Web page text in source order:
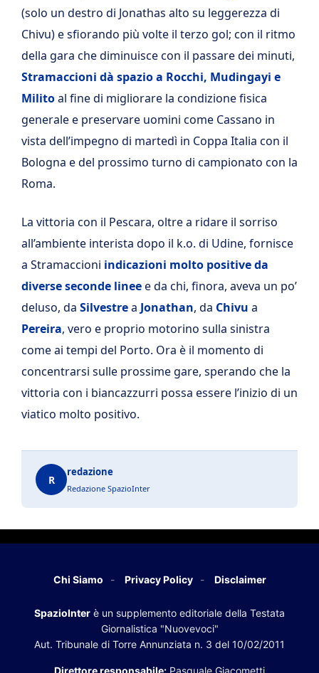
(solo un destro di Jonathas alto su leggerezza di
Chivu) e sfiorando più volte il terzo gol; con il ritmo
della gara che diminuisce con il passare dei minuti,
Stramaccioni dà spazio a Rocchi, Mudingayi e
Militoal fine di migliorare la condizione fisica
generale e preservare uomini come Cassano in
vista dell’impegno di martedì in Coppa Italia con il
Bologna e del prossimo turno di campionato con la
Roma.
La vittoria con il Pescara, oltre a ridare il sorriso
all’ambiente interista dopo il k.o. di Udine, fornisce
a Stramaccioni indicazioni molto positive da
diverse seconde lineee da chi, finora, aveva un po’
deluso, da Silvestrea Jonathan, da Chivu a
Pereira, vero e proprio motorino sulla sinistra
come ai tempi del Porto. Ora è il momento di
concentrarsi sulle prossime gare, sperando che la
vittoria con i biancazzurri possa essere l’inizio di un
viatico molto positivo.
R
redazione
Redazione SpazioInter
Chi Siamo Privacy Policy Disclaimer
SpazioInter è un supplemento editoriale della Testata
Giornalistica "Nuovevoci"
Aut. Tribunale di Torre Annunziata n. 3 del 10/02/2011
Direttore responsabile: Pasquale Giacometti